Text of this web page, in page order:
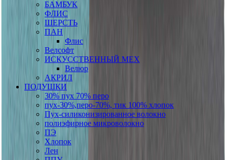
БАМБУК
ФЛИС
ШЕРСТЬ
ПАН
Флис
Велсофт
ИСКУССТВЕННЫЙ МЕХ
Велюр
АКРИЛ
ПОДУШКИ
30% пух 70% перо
пух-30%,перо-70%, тик 100% хлопок
Пух-силиконизированное волокно
полиэфирное микроволокно
ПЭ
Хлопок
Лен